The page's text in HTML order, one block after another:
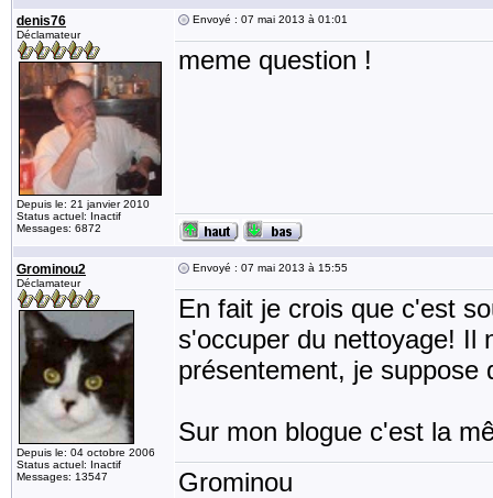
denis76
Déclamateur
Depuis le: 21 janvier 2010
Status actuel: Inactif
Messages: 6872
Envoyé : 07 mai 2013 à 01:01
meme question !
Grominou2
Déclamateur
Depuis le: 04 octobre 2006
Status actuel: Inactif
Messages: 13547
Envoyé : 07 mai 2013 à 15:55
En fait je crois que c'est
s'occuper du nettoyage! Il
présentement, je suppose
Sur mon blogue c'est la
Grominou